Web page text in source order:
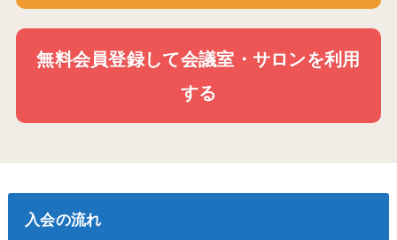
無料会員登録して会議室・サロンを利用
する
入会の流れ